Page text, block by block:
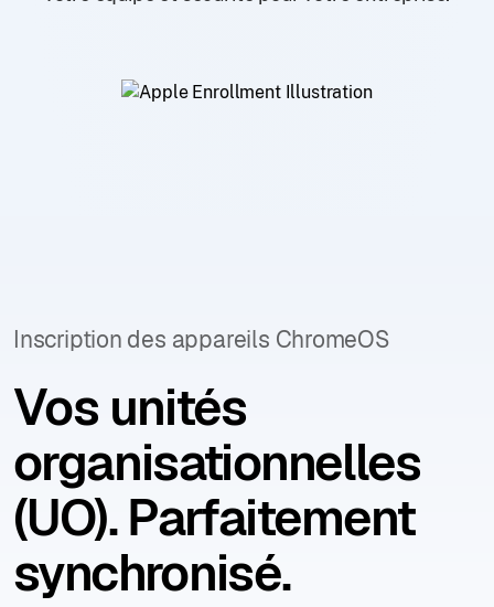
Inscription des appareils ChromeOS
Vos unités
organisationnelles
(UO). Parfaitement
synchronisé.